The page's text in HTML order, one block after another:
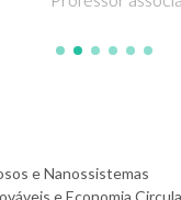
e Nanossistemas
e Economia